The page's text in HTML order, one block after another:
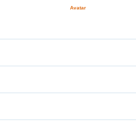
Avatar